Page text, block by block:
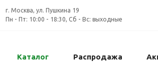
г. Москва, ул. Пушкина 19
Пн - Пт: 10:00 - 18:30, Сб - Вс: выходные
Каталог Распродажа